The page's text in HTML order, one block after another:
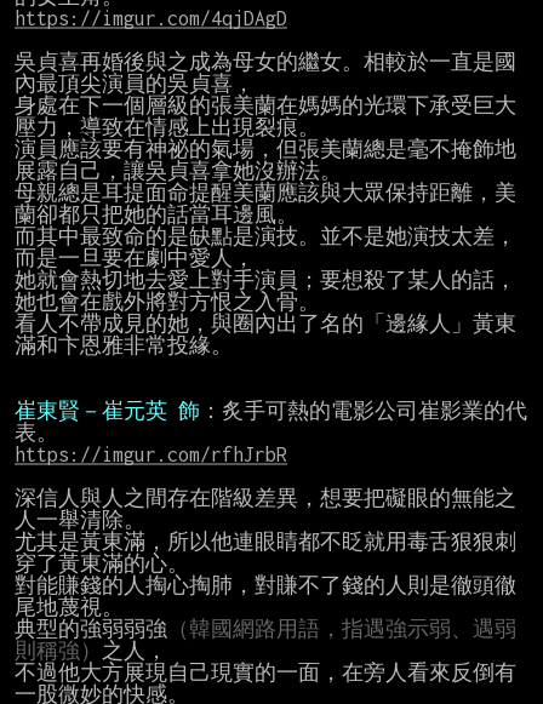
https://imgur.com/4qjDAgD
吳貞喜再婚後與之成為母女的繼女。相較於一直是國
內最頂尖演員的吳貞喜，
身處在下一個層級的張美蘭在媽媽的光環下承受巨大
壓力，導致在情感上出現裂痕。
演員應該要有神祕的氣場，但張美蘭總是毫不掩飾地
展露自己，讓吳貞喜拿她沒辦法。
母親總是耳提面命提醒美蘭應該與大眾保持距離，美
蘭卻都只把她的話當耳邊風。
而其中最致命的是缺點是演技。並不是她演技太差，
而是一旦要在劇中愛人，
她就會熱切地去愛上對手演員；要想殺了某人的話，
她也會在戲外將對方恨之入骨。
看人不帶成見的她，與圈內出了名的「邊緣人」黃東
滿和卞恩雅非常投緣。
崔東賢－崔元英 飾 ：炙手可熱的電影公司崔影業的代
https://imgur.com/rfhJrbR
深信人與人之間存在階級差異，想要把礙眼的無能之
人一舉清除。
尤其是黃東滿，所以他連眼睛都不眨就用毒舌狠狠刺
穿了黃東滿的心。
對能賺錢的人掏心掏肺，對賺不了錢的人則是徹頭徹
尾地蔑視。
典型的強弱弱強 （韓國網路用語，指遇強示弱、遇弱
則稱強）
之人，
不過他大方展現自己現實的一面，在旁人看來反倒有
一股微妙的快感。